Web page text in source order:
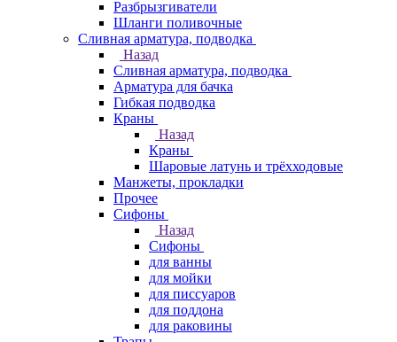
Разбрызгиватели
Шланги поливочные
Сливная арматура, подводка
Назад
Сливная арматура, подводка
Арматура для бачка
Гибкая подводка
Краны
Назад
Краны
Шаровые латунь и трёхходовые
Манжеты, прокладки
Прочее
Сифоны
Назад
Сифоны
для ванны
для мойки
для писсуаров
для поддона
для раковины